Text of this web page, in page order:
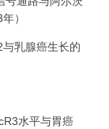
年）
与乳腺癌生长的
水平与胃癌